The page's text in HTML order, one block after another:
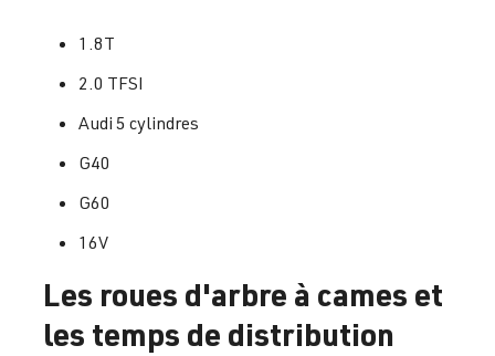
1.8T
2.0 TFSI
Audi 5 cylindres
G40
G60
16V
Les roues d'arbre à cames et
les temps de distribution